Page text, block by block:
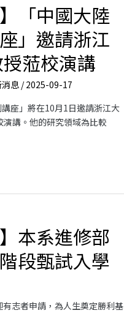
「中國大陸
」邀請浙江
蒞校演講
息 /2025-09-17
座」將在10月1日邀請浙江大
講。他的研究領域為比較
本系進修部
段甄試入學
志者申請，為人生奠定勝利基